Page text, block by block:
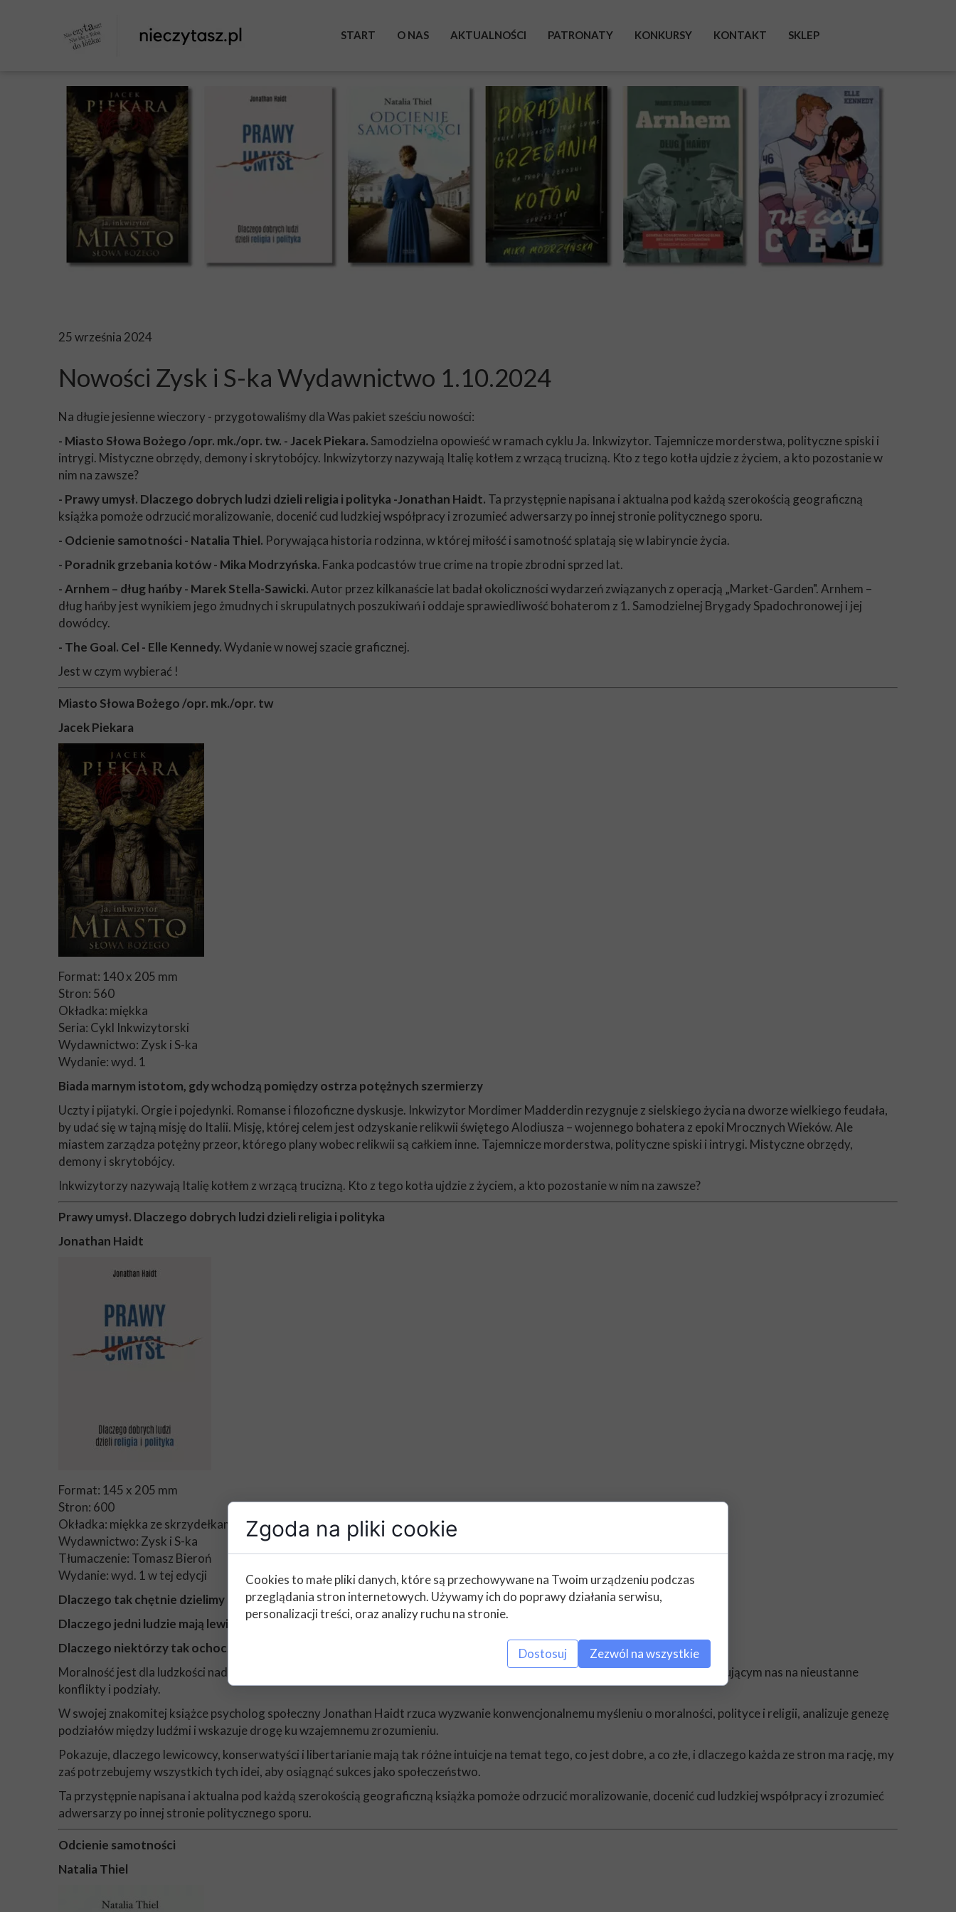
START O NAS
WYSTAWA
ZRZUTKA
AKTUALNOŚCI PATRONATY KONKURSY KONTAKT SKLEP
25 września 2024
Nowości Zysk i S-ka Wydawnictwo 1.10.2024
Na długie jesienne wieczory - przygotowaliśmy dla Was pakiet sześciu nowości:
- Miasto Słowa Bożego /opr. mk./opr. tw. - Jacek Piekara. Samodzielna opowieść w ramach cyklu Ja. Inkwizytor. Tajemnicze morderstwa, polityczne spiski i
intrygi. Mistyczne obrzędy, demony i skrytobójcy. Inkwizytorzy nazywają Italię kotłem z wrzącą trucizną. Kto z tego kotła ujdzie z życiem, a kto pozostanie w
nim na zawsze?
- Prawy umysł. Dlaczego dobrych ludzi dzieli religia i polityka -Jonathan Haidt. Ta przystępnie napisana i aktualna pod każdą szerokością geograficzną
książka pomoże odrzucić moralizowanie, docenić cud ludzkiej współpracy i zrozumieć adwersarzy po innej stronie politycznego sporu.
- Odcienie samotności - Natalia Thiel. Porywająca historia rodzinna, w której miłość i samotność splatają się w labiryncie życia.
- Poradnik grzebania kotów - Mika Modrzyńska. Fanka podcastów true crime na tropie zbrodni sprzed lat.
- Arnhem – dług hańby - Marek Stella-Sawicki.Autor przez kilkanaście lat badał okoliczności wydarzeń związanych z operacją „Market-Garden". Arnhem –
dług hańby jest wynikiem jego żmudnych i skrupulatnych poszukiwań i oddaje sprawiedliwość bohaterom z 1. Samodzielnej Brygady Spadochronowej i jej
dowódcy.
- The Goal. Cel - Elle Kennedy.Wydanie w nowej szacie graficznej.
Jest w czym wybierać !
Miasto Słowa Bożego /opr. mk./opr. tw
Jacek Piekara
Format: 140 x 205 mm
Stron: 560
Okładka: miękka
Seria: Cykl Inkwizytorski
Wydawnictwo: Zysk i S-ka
Wydanie: wyd. 1
Biada marnym istotom, gdy wchodzą pomiędzy ostrza potężnych szermierzy
Uczty i pijatyki. Orgie i pojedynki. Romanse i filozoficzne dyskusje. Inkwizytor Mordimer Madderdin rezygnuje z sielskiego życia na dworze wielkiego feudała,
by udać się w tajną misję do Italii. Misję, której celem jest odzyskanie relikwii świętego Alodiusza – wojennego bohatera z epoki Mrocznych Wieków. Ale
miastem zarządza potężny przeor, którego plany wobec relikwii są całkiem inne. Tajemnicze morderstwa, polityczne spiski i intrygi. Mistyczne obrzędy,
demony i skrytobójcy.
Inkwizytorzy nazywają Italię kotłem z wrzącą trucizną. Kto z tego kotła ujdzie z życiem, a kto pozostanie w nim na zawsze?
Prawy umysł. Dlaczego dobrych ludzi dzieli religia i polityka
Jonathan Haidt
Format: 145 x 205 mm
Stron: 600
Okładka: miękka ze skrzydełkami
Wydawnictwo: Zysk i S-ka
Tłumaczenie: Tomasz Bieroń
Wydanie: wyd. 1 w tej edycji
Dlaczego tak chętnie dzielimy się na przeświadczone o własnej prawości wrogie grupy?
Dlaczego jedni ludzie mają lewicowe poglądy, inni – konserwatywne, a jeszcze inni zostają libertarianami?
Dlaczego niektórzy tak ochoczo podchwytują skandaliczne kłamstwa i teorie spiskowe?
Moralność jest dla ludzkości nadzwyczajnym darem, który umożliwił powstanie cywilizacji, a jednocześnie przekleństwem, skazującym nas na nieustanne
konflikty i podziały.
W swojej znakomitej książce psycholog społeczny Jonathan Haidt rzuca wyzwanie konwencjonalnemu myśleniu o moralności, polityce i religii, analizuje genezę
podziałów między ludźmi i wskazuje drogę ku wzajemnemu zrozumieniu.
Pokazuje, dlaczego lewicowcy, konserwatyści i libertarianie mają tak różne intuicje na temat tego, co jest dobre, a co złe, i dlaczego każda ze stron ma rację, my
zaś potrzebujemy wszystkich tych idei, aby osiągnąć sukces jako społeczeństwo.
Ta przystępnie napisana i aktualna pod każdą szerokością geograficzną książka pomoże odrzucić moralizowanie, docenić cud ludzkiej współpracy i zrozumieć
adwersarzy po innej stronie politycznego sporu.
Odcienie samotności
Natalia Thiel
Zgoda na pliki cookie
Cookies to małe pliki danych, które są przechowywane na Twoim urządzeniu podczas
przeglądania stron internetowych. Używamy ich do poprawy działania serwisu,
personalizacji treści, oraz analizy ruchu na stronie.
Dostosuj Zezwól na wszystkie